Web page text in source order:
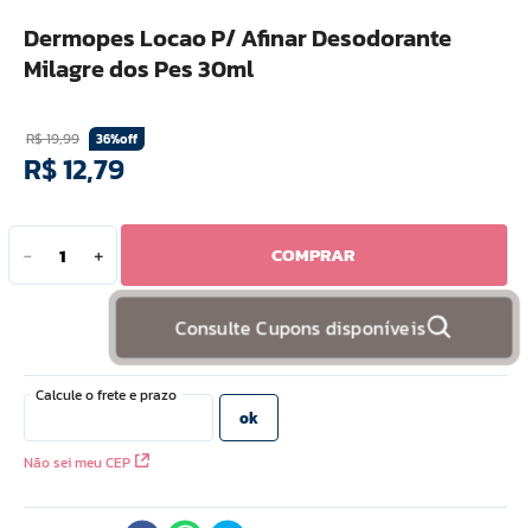
Dermopes Locao P/ Afinar Desodorante
Milagre dos Pes 30ml
R$19,99 36%off
R$12,79
＋
－ COMPRAR
Consulte Cupons disponíveis
Não sei meu CEP
4º
bom medico
5º
renovil
7º
creme
8
batom
9º
camiseta
10º doce infancia